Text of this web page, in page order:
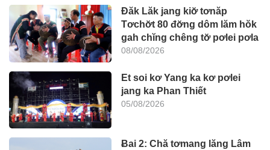
Đăk Lăk jang kiơ̆ tơnăp
Tơchơ̆t 80 đơ̆ng dôm lăm hŏk
gah chĭng chêng tơ̆ pơlei pơla
08/08/2026
Et soi kơ Yang ka kơ pơlei
jang ka Phan Thiết
05/08/2026
Ƀai 2: Chă tơmang lăng Lâm